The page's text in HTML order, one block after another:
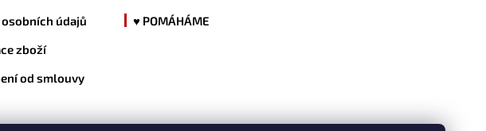
osobních údajů
zboží
od smlouvy
♥ POMÁHÁME